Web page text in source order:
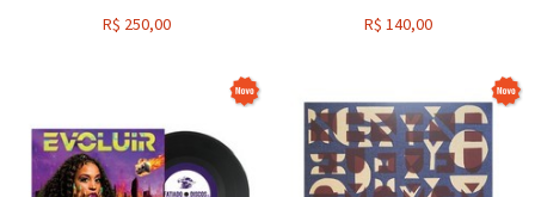
R$ 250,00
R$ 140,00